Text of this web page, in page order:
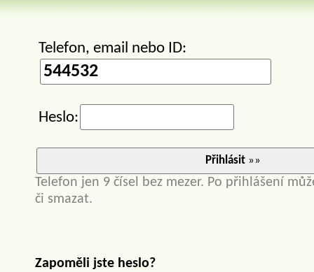
Telefon, email nebo ID:
Heslo:
Přihlásit»»
Telefon jen 9 čísel bez mezer. Po přihlášení
či smazat.
Zapoměli jste heslo?